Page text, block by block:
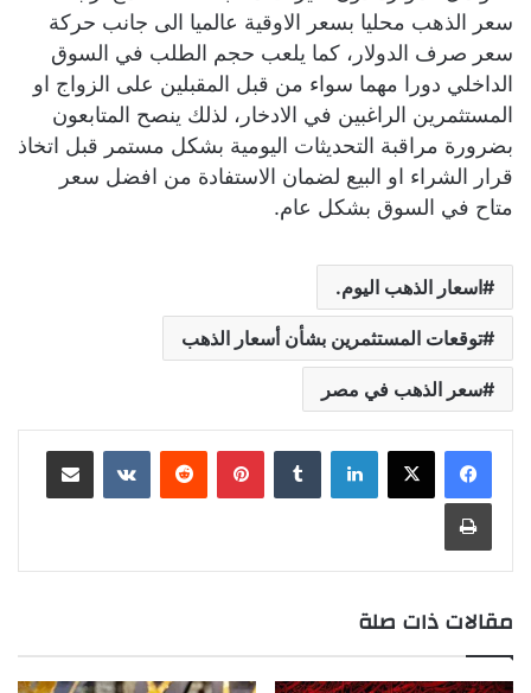
سعر الذهب محليا بسعر الاوقية عالميا الى جانب حركة
سعر صرف الدولار، كما يلعب حجم الطلب في السوق
الداخلي دورا مهما سواء من قبل المقبلين على الزواج او
المستثمرين الراغبين في الادخار، لذلك ينصح المتابعون
بضرورة مراقبة التحديثات اليومية بشكل مستمر قبل اتخاذ
قرار الشراء او البيع لضمان الاستفادة من افضل سعر
متاح في السوق بشكل عام.
اسعار الذهب اليوم.
توقعات المستثمرين بشأن أسعار الذهب
سعر الذهب في مصر
لينكدإن بينتيريست مشاركة عبر البريد
طباعة
مقالات ذات صلة